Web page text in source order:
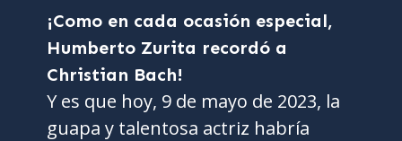
¡Como en cada ocasión especial,
Humberto Zurita recordó a
Christian Bach!
Y es que hoy, 9 de mayo de 2023, la
guapa y talentosa actriz habría